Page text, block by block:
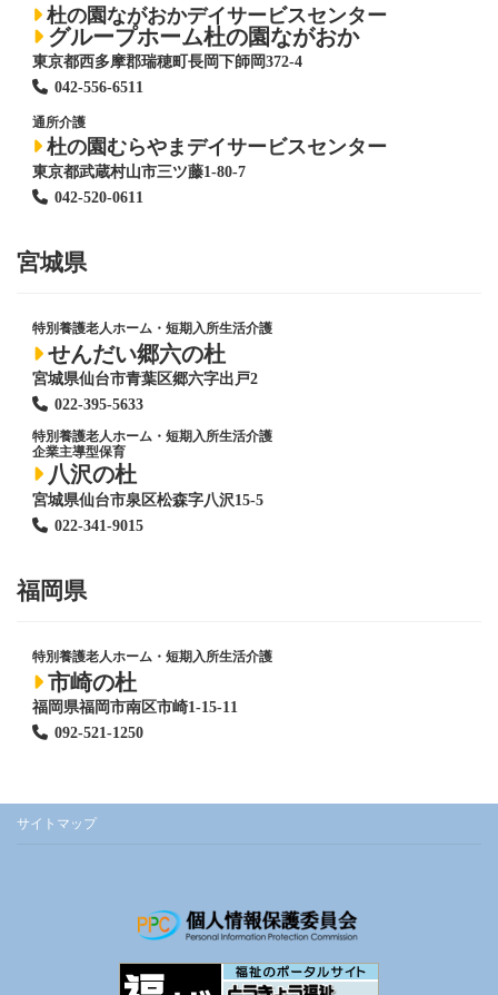
杜の園ながおかデイサービスセンター
グループホーム杜の園ながおか
東京都西多摩郡瑞穂町長岡下師岡372-4
042-556-6511
通所介護
杜の園むらやまデイサービスセンター
東京都武蔵村山市三ツ藤1-80-7
042-520-0611
宮城県
特別養護老人ホーム ・短期入所生活介護
せんだい郷六の杜
宮城県仙台市青葉区郷六字出戸2
022-395-5633
特別養護老人ホーム ・短期入所生活介護
企業主導型保育
八沢の杜
宮城県仙台市泉区松森字八沢15-5
022-341-9015
福岡県
特別養護老人ホーム ・短期入所生活介護
市崎の杜
福岡県福岡市南区市崎1-15-11
092-521-1250
サイトマップ